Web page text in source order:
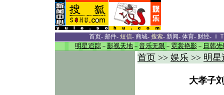
首页- 邮件- 短信- 商城- 搜索- 新闻- 体育- 财经- Ｉ
明星追踪 － 影视天地 － 音乐无限 － 霓裳艳影 － 日韩先
首页 >> 娱乐 >> 明星
大孝子